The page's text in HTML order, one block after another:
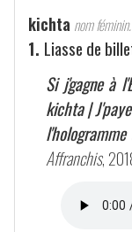
kichta nom féminin.
1. Liasse de
Si j'gagne à
kichta |
Affranchis,